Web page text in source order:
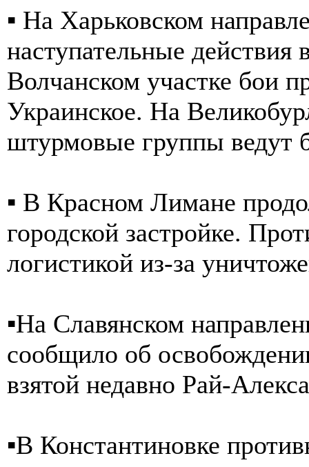
▪️ На Харьковском
наступательные действия
Волчанском участке бои
Украинское. На
штурмовые группы ведут
▪️ В Красном Лимане
городской застройке.
логистикой из-за
▪️На Славянском
сообщило об
взятой недавно Рай-
▪️В Константиновке